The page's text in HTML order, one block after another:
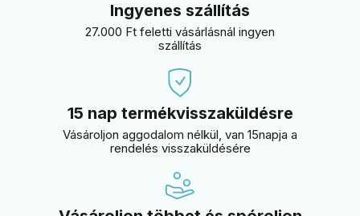
Ingyenes szállítás
27.000 Ft feletti vásárlásnál ingyen
szállítás
15 nap termékvisszaküldésre
Vásároljon aggodalom nélkül, van 15napja a
rendelés visszaküldésére